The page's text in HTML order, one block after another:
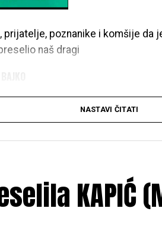
prijatelje, poznanike i komšije da
naš dragi
PETAK 07.08.2026. god. u 12:30
dženaze i ukop će se obaviti kod
HA RAHMETEN VASIAH
NASTAVI ČITATI
KAPIĆ